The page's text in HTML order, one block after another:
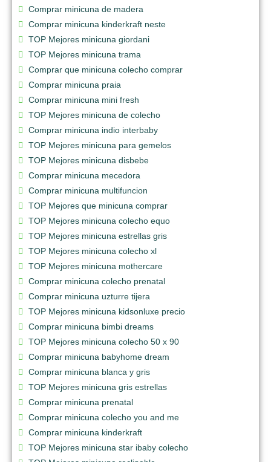
Comprar minicuna de madera
Comprar minicuna kinderkraft neste
TOP Mejores minicuna giordani
TOP Mejores minicuna trama
Comprar que minicuna colecho comprar
Comprar minicuna praia
Comprar minicuna mini fresh
TOP Mejores minicuna de colecho
Comprar minicuna indio interbaby
TOP Mejores minicuna para gemelos
TOP Mejores minicuna disbebe
Comprar minicuna mecedora
Comprar minicuna multifuncion
TOP Mejores que minicuna comprar
TOP Mejores minicuna colecho equo
TOP Mejores minicuna estrellas gris
TOP Mejores minicuna colecho xl
TOP Mejores minicuna mothercare
Comprar minicuna colecho prenatal
Comprar minicuna uzturre tijera
TOP Mejores minicuna kidsonluxe precio
Comprar minicuna bimbi dreams
TOP Mejores minicuna colecho 50 x 90
Comprar minicuna babyhome dream
Comprar minicuna blanca y gris
TOP Mejores minicuna gris estrellas
Comprar minicuna prenatal
Comprar minicuna colecho you and me
Comprar minicuna kinderkraft
TOP Mejores minicuna star ibaby colecho